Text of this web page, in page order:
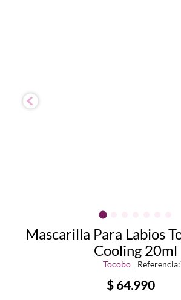
Mascarilla Para Labios
Cooling 20ml
Tocobo Referencia:
$ 64.990